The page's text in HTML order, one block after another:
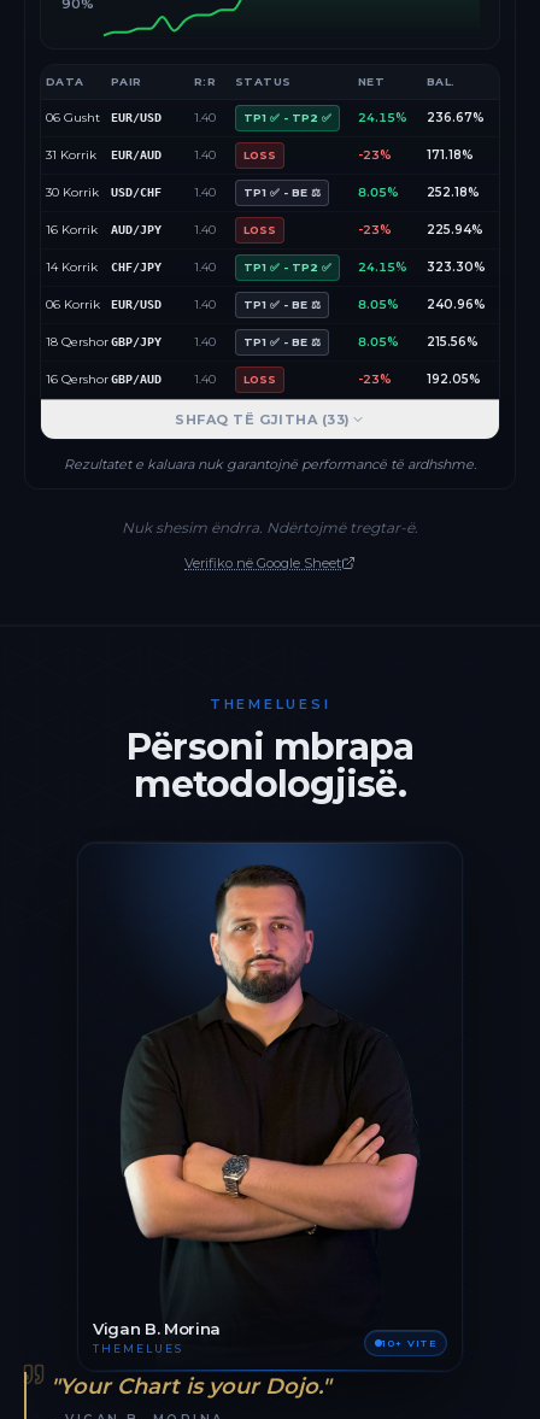
90%
DATA PAIR R:R STATUS NET BAL.
06 Gusht EUR/USD 1.40 TP1 ✅ - TP2 ✅ 24.15% 236.67%
31 Korrik EUR/AUD 1.40 LOSS -23% 171.18%
30 Korrik USD/CHF 1.40 TP1 ✅ - BE ⚖️ 8.05% 252.18%
16 Korrik AUD/JPY 1.40 LOSS -23% 225.94%
14 Korrik CHF/JPY 1.40 TP1 ✅ - TP2 ✅ 24.15% 323.30%
06 Korrik EUR/USD 1.40 TP1 ✅ - BE ⚖️ 8.05% 240.96%
18 QershorGBP/JPY 1.40 TP1 ✅ - BE ⚖️ 8.05% 215.56%
16 QershorGBP/AUD 1.40 LOSS -23% 192.05%
SHFAQ TË GJITHA (33)
Rezultatet e kaluara nuk garantojnë performancë të ardhshme.
Nuk shesim ëndrra. Ndërtojmë tregtar-ë.
Verifiko në Google Sheet
THEMELUESI
Përsoni mbrapa
metodologjisë.
Vigan B. Morina
THEMELUES 10+ VITE
"Your Chart is your Dojo."